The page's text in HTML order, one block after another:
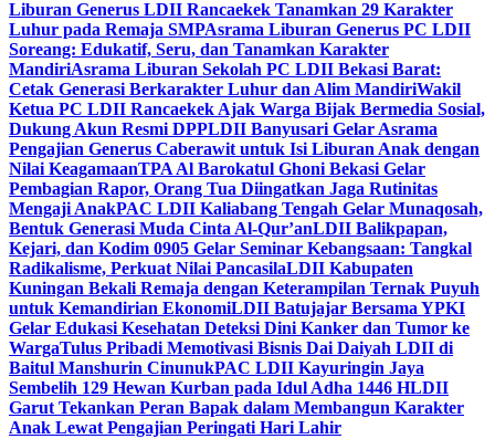
Liburan Generus LDII Rancaekek Tanamkan 29 Karakter
Luhur pada Remaja SMPAsrama Liburan Generus PC LDII
Soreang: Edukatif, Seru, dan Tanamkan Karakter
MandiriAsrama Liburan Sekolah PC LDII Bekasi Barat:
Cetak Generasi Berkarakter Luhur dan Alim MandiriWakil
Ketua PC LDII Rancaekek Ajak Warga Bijak Bermedia Sosial,
Dukung Akun Resmi DPPLDII Banyusari Gelar Asrama
Pengajian Generus Caberawit untuk Isi Liburan Anak dengan
Nilai KeagamaanTPA Al Barokatul Ghoni Bekasi Gelar
Pembagian Rapor, Orang Tua Diingatkan Jaga Rutinitas
Mengaji AnakPAC LDII Kaliabang Tengah Gelar Munaqosah,
Bentuk Generasi Muda Cinta Al-Qur’anLDII Balikpapan,
Kejari, dan Kodim 0905 Gelar Seminar Kebangsaan: Tangkal
Radikalisme, Perkuat Nilai PancasilaLDII Kabupaten
Kuningan Bekali Remaja dengan Keterampilan Ternak Puyuh
untuk Kemandirian EkonomiLDII Batujajar Bersama YPKI
Gelar Edukasi Kesehatan Deteksi Dini Kanker dan Tumor ke
WargaTulus Pribadi Memotivasi Bisnis Dai Daiyah LDII di
Baitul Manshurin CinunukPAC LDII Kayuringin Jaya
Sembelih 129 Hewan Kurban pada Idul Adha 1446 HLDII
Garut Tekankan Peran Bapak dalam Membangun Karakter
Anak Lewat Pengajian Peringati Hari Lahir